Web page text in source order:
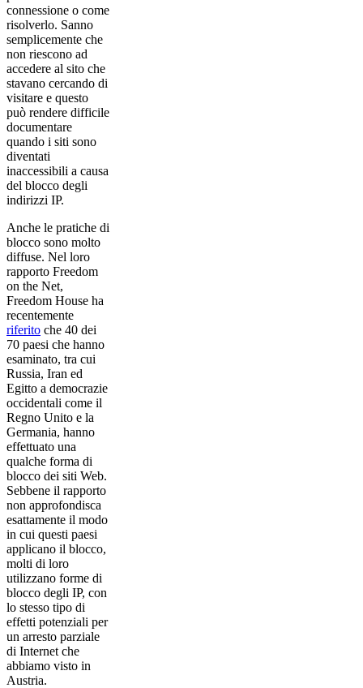
connessione o come
risolverlo. Sanno
semplicemente che
non riescono ad
accedere al sito che
stavano cercando di
visitare e questo
può rendere difficile
documentare
quando i siti sono
diventati
inaccessibili a causa
del blocco degli
indirizzi IP.
Anche le pratiche di
blocco sono molto
diffuse. Nel loro
rapporto Freedom
on the Net,
Freedom House ha
recentemente
riferito che 40 dei
70 paesi che hanno
esaminato, tra cui
Russia, Iran ed
Egitto a democrazie
occidentali come il
Regno Unito e la
Germania, hanno
effettuato una
qualche forma di
blocco dei siti Web.
Sebbene il rapporto
non approfondisca
esattamente il modo
in cui questi paesi
applicano il blocco,
molti di loro
utilizzano forme di
blocco degli IP, con
lo stesso tipo di
effetti potenziali per
un arresto parziale
di Internet che
abbiamo visto in
Austria.